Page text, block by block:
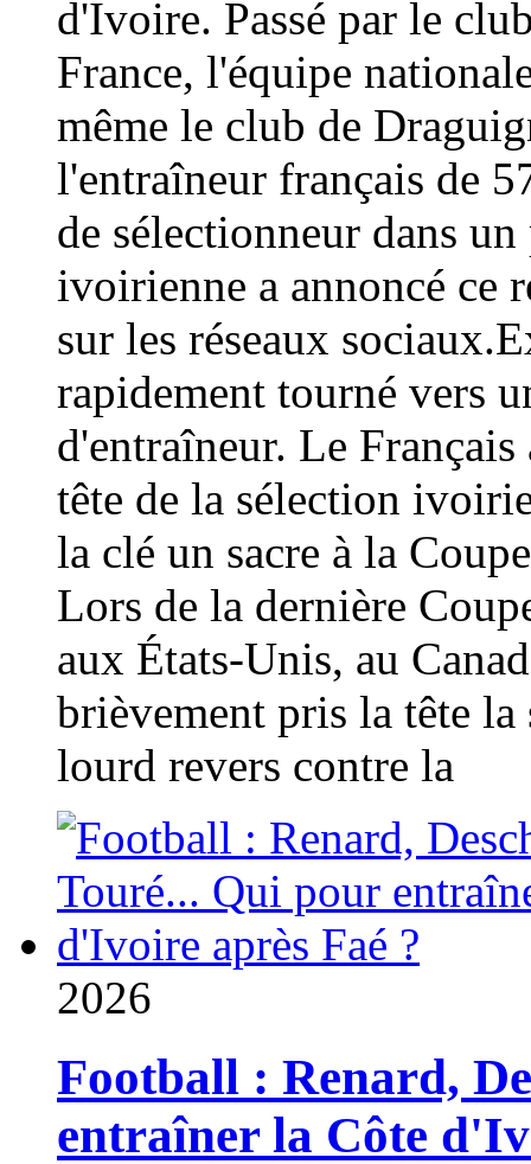
d'Ivoire. Passé par le
France, l'équipe
même le club de
l'entraîneur français de
de sélectionneur dans
ivoirienne a annoncé ce
sur les réseaux
rapidement tourné vers
d'entraîneur. Le
tête de la sélection
la clé un sacre à la
Lors de la dernière
aux États-Unis, au
brièvement pris la tête
lourd revers contre la
2026
Football : Renard,
entraîner la Côte